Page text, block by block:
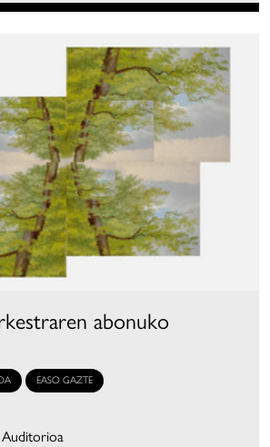
abonuko
EASO GAZTE
Auditorioa